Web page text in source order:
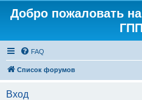
Добро пожаловать
FAQ
Список форумов
Вход